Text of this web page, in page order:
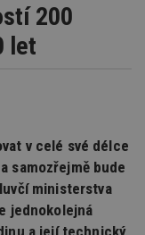
200
let
v celé své délce
samozřejmě bude
ministerstva
jednokolejná
a její technický